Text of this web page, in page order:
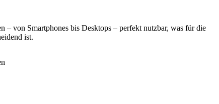
– von Smartphones bis Desktops – perfekt nutzbar, was für die
ist.